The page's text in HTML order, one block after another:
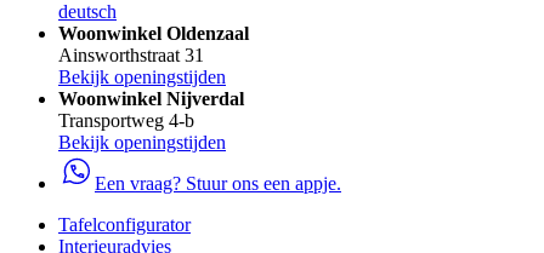
deutsch
Woonwinkel Oldenzaal
Ainsworthstraat 31
Bekijk openingstijden
Woonwinkel Nijverdal
Transportweg 4-b
Bekijk openingstijden
Een vraag? Stuur ons een appje.
Tafelconfigurator
Interieuradvies